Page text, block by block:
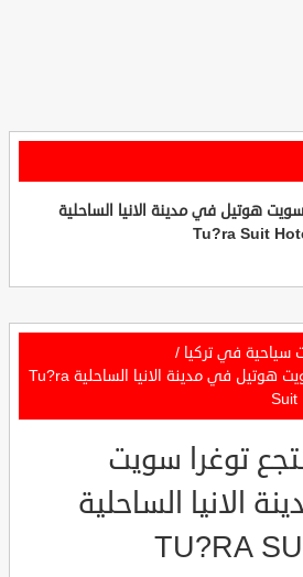
هوتيل في مدينة الانيا الساحلية
Tu?ra Suit
سياحية في تركيا /
تعرف على منتجع توغرا سويت هوتيل في مدينة الانيا الساحلية Tu?ra
Suit
توغرا سويت
الانيا الساحلية
TU?RA